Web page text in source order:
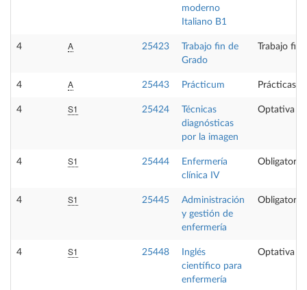
moderno
Italiano B1
4 A 25423
Trabajo fin de
Grado
Trabajo fin
4 A 25443 Prácticum Prácticas
4 S1 25424
Técnicas
diagnósticas
por la imagen
Optativa
4 S1 25444
Enfermería
clínica IV
Obligatoria
4 S1 25445
Administración
y gestión de
enfermería
Obligatoria
4 S1 25448
Inglés
científico para
enfermería
Optativa